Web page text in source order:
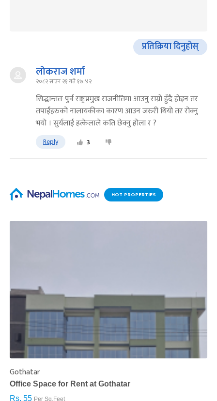
प्रतिक्रिया दिनुहोस्
लोकराज शर्मा
२०८२ साउन २१ गते १७:४२
सिद्धान्ततः पुर्व राष्ट्रप्रमुख राजनीतिमा आउनु राम्रो हुँदै होइन तर
तपाईंहरुको नालायकीका कारण आउन जरुरी थियो तर रोक्नु
भयो । सुर्यलाई हत्केलाले कति छेक्नु होला र ?
Reply 3
HOT PROPERTIES
Gothatar
Office Space for Rent at Gothatar
Rs. 55 Per Sq.Feet